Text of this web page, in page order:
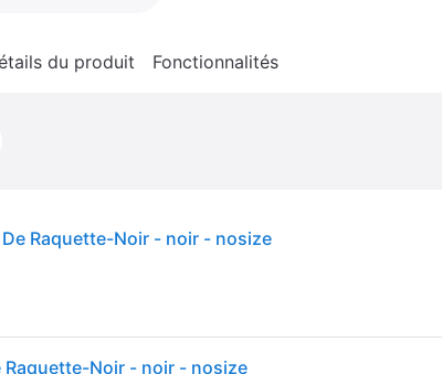
du produit Fonctionnalités
Raquette-Noir - noir - nosize
Noir - noir - nosize